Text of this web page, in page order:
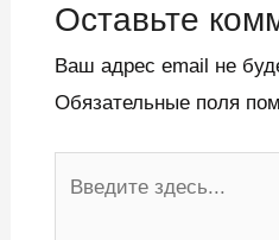
Оставьте
Ваш адрес email не
Обязательные поля